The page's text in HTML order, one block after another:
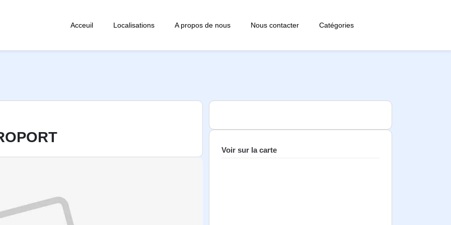
Acceuil Localisations A propos de nous Nous contacter Catégories
Voir sur la carte